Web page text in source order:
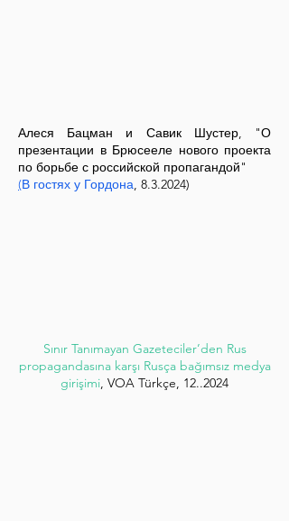
Алеся Бацман и Савик Шустер, "О
презентации в Брюсееле нового проекта
по борьбе с российской пропагандой"
(В гостях у Гордона, 8.3.2024)
Sınır Tanımayan Gazeteciler’den Rus
propagandasına karşı Rusça bağımsız medya
girişimi, VOA Türkçe, 12..2024